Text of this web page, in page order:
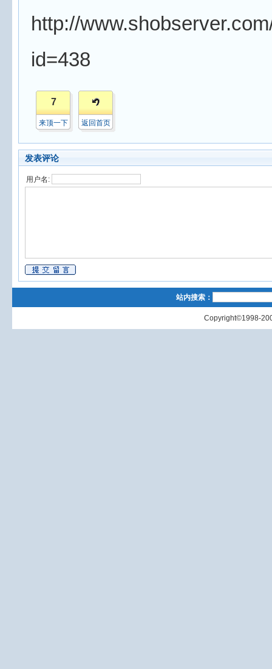
http://
id=438
7
来顶一下 返回首页
发表评论
用户名:
站内搜索：
Copyright©1998-